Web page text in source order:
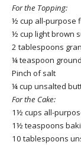
For the Topping:
½ cup all-purpose
½ cup light brown
2 tablespoons
¼ teaspoon
Pinch of salt
¼ cup unsalted
For the Cake:
1½ cups all-
1½ teaspoons
10 tablespoons